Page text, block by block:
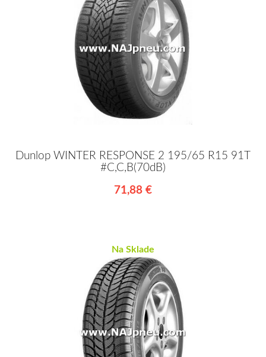
Dunlop WINTER RESPONSE 2 195/65 R15 91T
#C,C,B(70dB)
71,88 €
Na Sklade